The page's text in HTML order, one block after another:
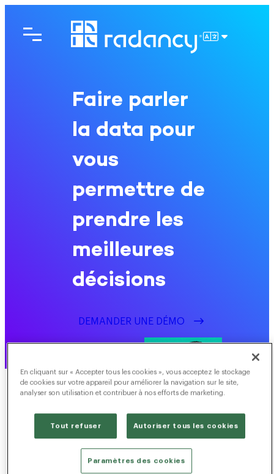
contenu
Faire parler
la data pour
vous
permettre de
prendre les
meilleures
décisions
DEMANDER UNE DÉMO
En cliquant sur « Accepter tous les cookies », vous acceptez le stockage
de cookies sur votre appareil pour améliorer la navigation sur le site,
analyser son utilisation et contribuer à nos efforts de marketing.
Tout refuser Autoriser tous les cookies
Paramètres des cookies